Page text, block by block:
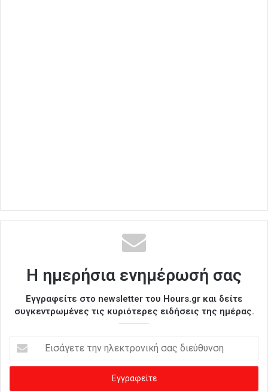
Η ημερήσια ενημέρωσή σας
Εγγραφείτε στο newsletter του Hours.gr και δείτε
συγκεντρωμένες τις κυριότερες ειδήσεις της ημέρας.
σ